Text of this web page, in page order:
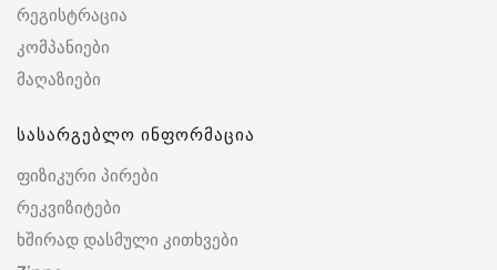
რეგისტრაცია
კომპანიები
მაღაზიები
სასარგებლო ინფორმაცია
ფიზიკური პირები
რეკვიზიტები
ხშირად დასმული კითხვები